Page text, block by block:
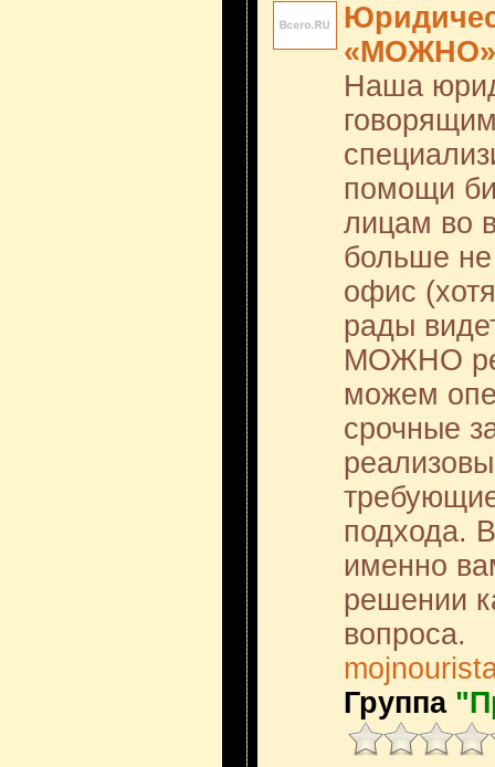
«МОЖНО»
Наша
помощи
лицам во
больше
офис
рады
МОЖНО
можем
срочные
подхода.
именно
решении
вопроса.
Группа